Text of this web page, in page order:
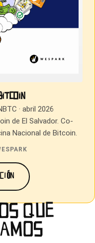
· abril 2026
de El Salvador. Co-
Nacional de Bitcoin.
QUE